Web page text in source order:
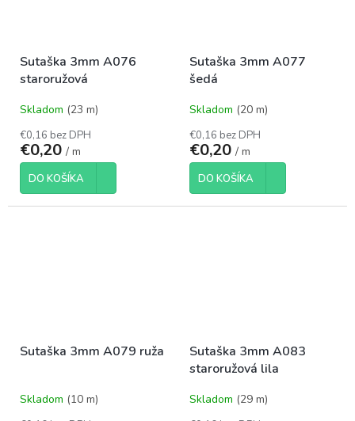
Sutaška 3mm A076
staroružová
Skladom (23 m)
€0,16 bez DPH
€0,20 / m
DO KOŠÍKA
Sutaška 3mm A077
šedá
Skladom (20 m)
€0,16 bez DPH
€0,20 / m
DO KOŠÍKA
Sutaška 3mm A079 ruža
Skladom (10 m)
Sutaška 3mm A083
staroružová lila
Skladom (29 m)